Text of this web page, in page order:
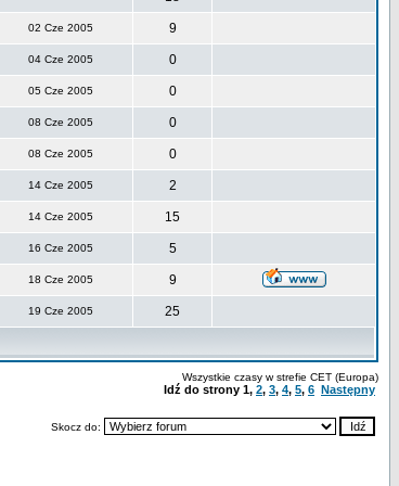
02 Cze 2005 9
04 Cze 2005 0
05 Cze 2005 0
08 Cze 2005 0
08 Cze 2005 0
14 Cze 2005 2
14 Cze 2005 15
16 Cze 2005 5
18 Cze 2005 9
19 Cze 2005 25
Wszystkie czasy w strefie CET (Europa)
Idź do strony 1, 2, 3, 4, 5, 6 Następny
Skocz do: